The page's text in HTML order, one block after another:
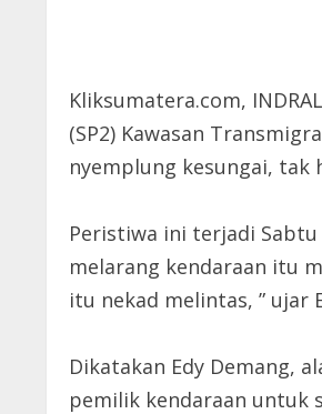
Kliksumatera.com,
(SP2) Kawasan
nyemplung kesungai,
Peristiwa ini terjadi
melarang kendaraan itu
itu nekad melintas, ” ujar
Dikatakan Edy Demang,
pemilik kendaraan untuk